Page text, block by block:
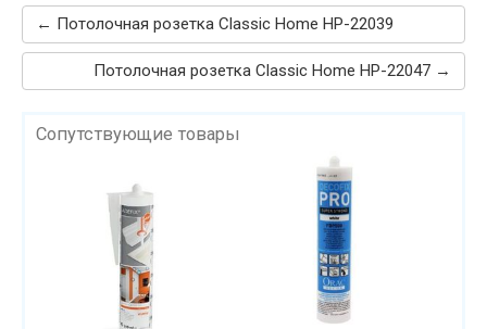
← Потолочная розетка Classic Home HP-22039
Потолочная розетка Classic Home HP-22047 →
Сопутствующие товары